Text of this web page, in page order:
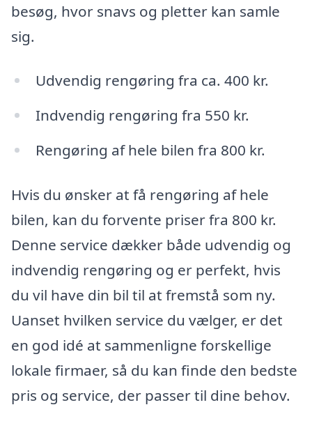
besøg, hvor snavs og pletter kan samle
sig.
Udvendig rengøring fra ca. 400 kr.
Indvendig rengøring fra 550 kr.
Rengøring af hele bilen fra 800 kr.
Hvis du ønsker at få rengøring af hele
bilen, kan du forvente priser fra 800 kr.
Denne service dækker både udvendig og
indvendig rengøring og er perfekt, hvis
du vil have din bil til at fremstå som ny.
Uanset hvilken service du vælger, er det
en god idé at sammenligne forskellige
lokale firmaer, så du kan finde den bedste
pris og service, der passer til dine behov.